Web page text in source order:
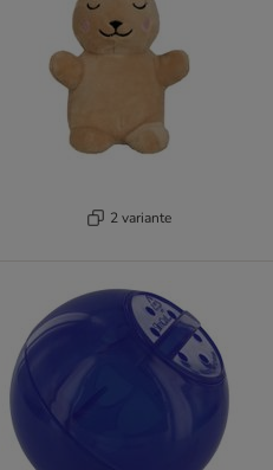
2 variante